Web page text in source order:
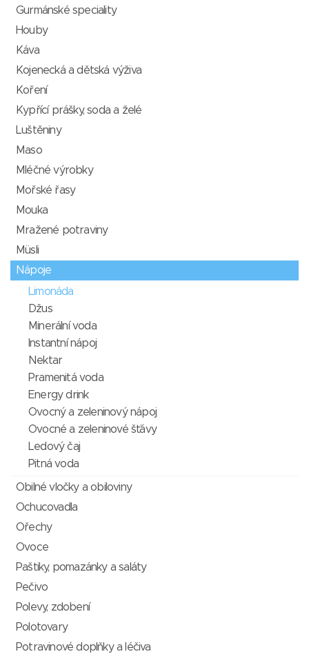
Gurmánské speciality
Houby
Káva
Kojenecká a dětská výživa
Koření
Kypřící prášky, soda a želé
Luštěniny
Maso
Mléčné výrobky
Mořské řasy
Mouka
Mražené potraviny
Müsli
Nápoje
Limonáda
Džus
Minerální voda
Instantní nápoj
Nektar
Pramenitá voda
Energy drink
Ovocný a zeleninový nápoj
Ovocné a zeleninové šťávy
Ledový čaj
Pitná voda
Obilné vločky a obiloviny
Ochucovadla
Ořechy
Ovoce
Paštiky, pomazánky a saláty
Pečivo
Polevy, zdobení
Polotovary
Potravinové doplňky a léčiva